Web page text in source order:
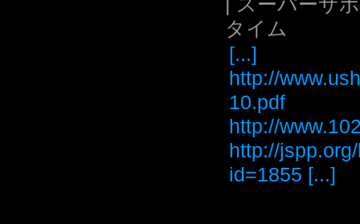
タイム
[...]
http://
10.pdf
http://
http://
id=1855 [...]